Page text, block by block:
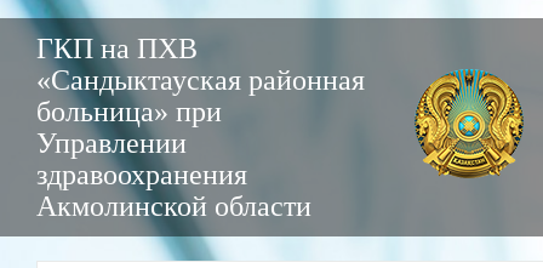
ГКП на ПХВ
«Сандыктауская районная
больница» при
Управлении
здравоохранения
Акмолинской области